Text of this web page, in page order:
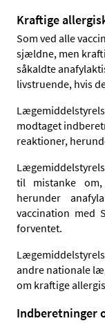
Kraftige
Som ved alle
sjældne, men
såkaldte
livstruende, hvis
modtaget
reaktioner,
til mistanke
herunder
vaccination med
forventet.
andre nationale
om kraftige
Indberetninger